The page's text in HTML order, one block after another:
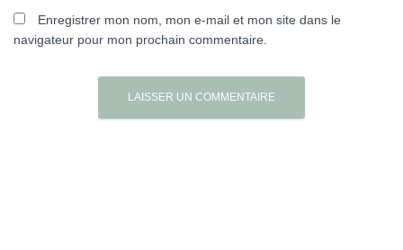
Enregistrer mon nom, mon e-mail et mon site dans le
navigateur pour mon prochain commentaire.